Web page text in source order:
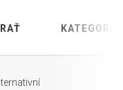
KATEGORIE